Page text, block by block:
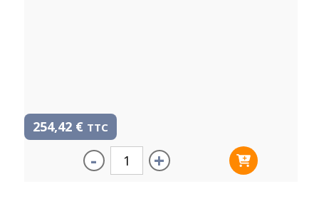
254,42 € TTC
- +